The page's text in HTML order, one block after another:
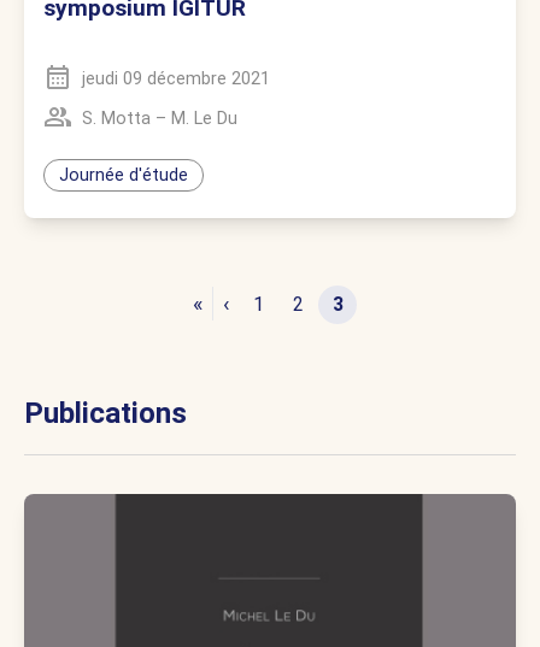
symposium IGITUR
jeudi 09 décembre 2021
S. Motta – M. Le Du
Journée d'étude
« ‹ 1 2 3
Publications